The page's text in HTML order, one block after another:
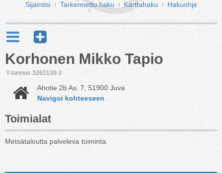
Sijaintisi Tarkennettu haku Karttahaku Hakuohje
Korhonen Mikko Tapio
Y-tunnus 3262130-3
Ahotie 2b As. 7, 51900 Juva
Navigoi kohteeseen
Toimialat
Metsätaloutta palveleva toiminta